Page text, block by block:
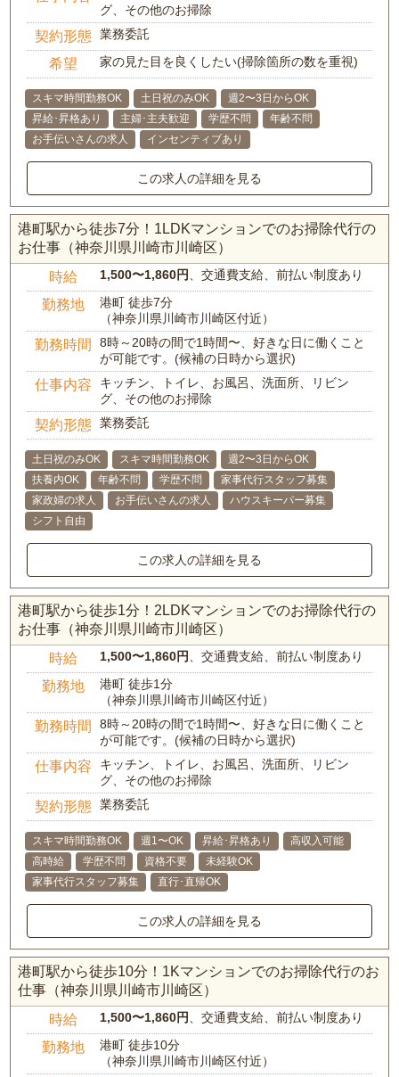
グ、その他のお掃除
契約形態 業務委託
希望 家の見た目を良くしたい(掃除箇所の数を重視)
スキマ時間勤務OK 土日祝のみOK
週2〜3日からOK
昇給･昇格あり
主婦･主夫歓迎 学歴不問
年齢不問
お手伝いさんの求人
インセンティブあり
この求人の詳細を見る
港町駅から徒歩7分！1LDKマンションでのお掃除代行の
お仕事（神奈川県川崎市川崎区）
時給 1,500〜1,860円、交通費支給、前払い制度あり
勤務地
港町 徒歩7分
（神奈川県川崎市川崎区付近）
勤務時間
8時～20時の間で1時間〜、好きな日に働くこと
が可能です。(候補の日時から選択)
仕事内容
キッチン、トイレ、お風呂、洗面所、リビン
グ、その他のお掃除
契約形態 業務委託
土日祝のみOK スキマ時間勤務OK
週2〜3日からOK
扶養内OK
年齢不問 学歴不問
家事代行スタッフ募集
家政婦の求人
お手伝いさんの求人
ハウスキーパー募集
シフト自由
この求人の詳細を見る
港町駅から徒歩1分！2LDKマンションでのお掃除代行の
お仕事（神奈川県川崎市川崎区）
時給 1,500〜1,860円、交通費支給、前払い制度あり
勤務地
港町 徒歩1分
（神奈川県川崎市川崎区付近）
勤務時間
8時～20時の間で1時間〜、好きな日に働くこと
が可能です。(候補の日時から選択)
仕事内容
キッチン、トイレ、お風呂、洗面所、リビン
グ、その他のお掃除
契約形態 業務委託
スキマ時間勤務OK 週1〜OK 昇給･昇格あり
高収入可能
高時給
学歴不問 資格不要
未経験OK
家事代行スタッフ募集
直行･直帰OK
この求人の詳細を見る
港町駅から徒歩10分！1Kマンションでのお掃除代行のお
仕事（神奈川県川崎市川崎区）
時給 1,500〜1,860円、交通費支給、前払い制度あり
勤務地
港町 徒歩10分
（神奈川県川崎市川崎区付近）